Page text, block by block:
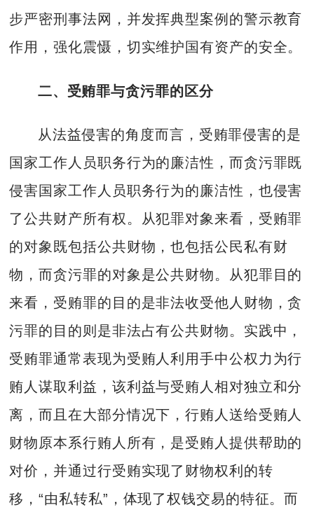
步严密刑事法网，并发挥典型案例的警示教育
作用，强化震慑，切实维护国有资产的安全。
二、受贿罪与贪污罪的区分
从法益侵害的角度而言，受贿罪侵害的是
国家工作人员职务行为的廉洁性，而贪污罪既
侵害国家工作人员职务行为的廉洁性，也侵害
了公共财产所有权。从犯罪对象来看，受贿罪
的对象既包括公共财物，也包括公民私有财
物，而贪污罪的对象是公共财物。从犯罪目的
来看，受贿罪的目的是非法收受他人财物，贪
污罪的目的则是非法占有公共财物。实践中，
受贿罪通常表现为受贿人利用手中公权力为行
贿人谋取利益，该利益与受贿人相对独立和分
离，而且在大部分情况下，行贿人送给受贿人
财物原本系行贿人所有，是受贿人提供帮助的
对价，并通过行受贿实现了财物权利的转
移，“由私转私”，体现了权钱交易的特征。而